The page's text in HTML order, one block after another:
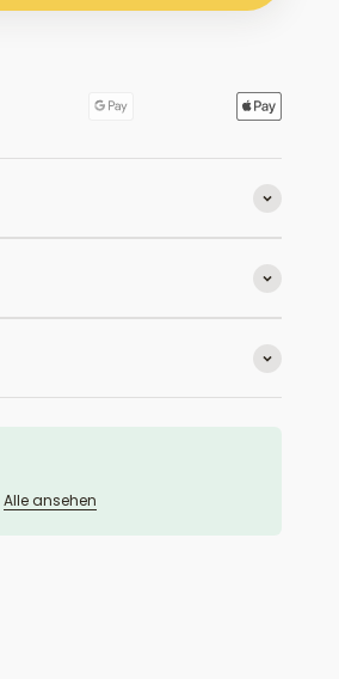
Alle ansehen